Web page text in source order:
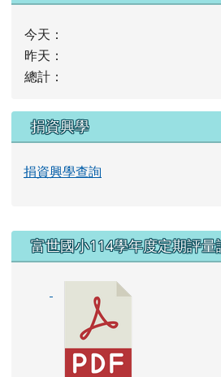
今天：
昨天：
總計：
捐資興學
捐資興學查詢
右邊區域內容
富世國小114學年度定期評